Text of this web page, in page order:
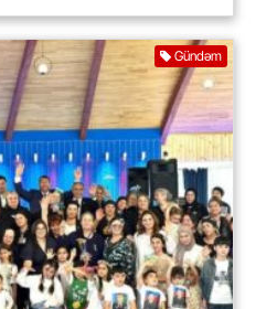
Gündəm